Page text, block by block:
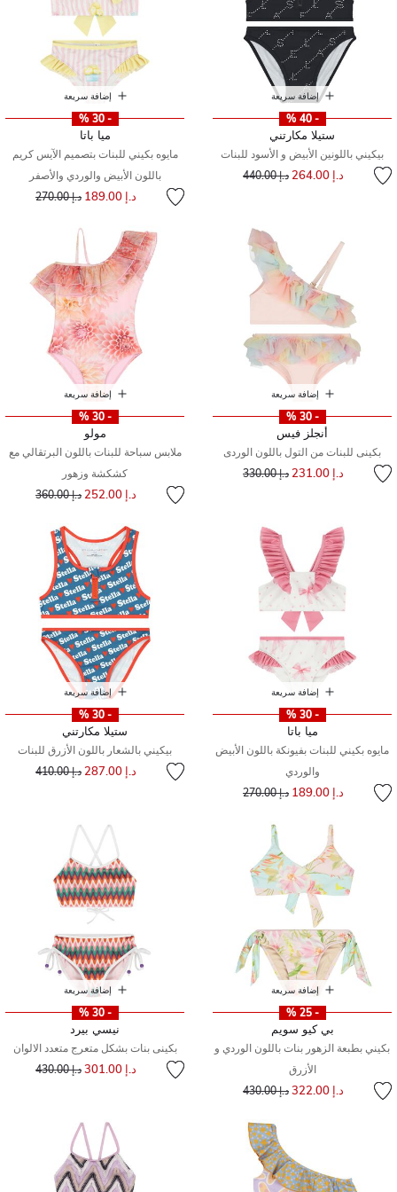
إضافة سريعة
- 40 %
ستيلا مكارتني
بيكيني باللونين الأبيض و الأسود للبنات
د.إ 264.00 سعر مخفض مند.إ 440.00
إضافة سريعة
- 30 %
ميا باتا
مايوه بكيني للبنات بتصميم الآيس كريم
باللون الأبيض والوردي والأصفر
د.إ 189.00 سعر مخفض من
د.إ 270.00 إلى
إضافة سريعة
- 30 %
أنجلز فيس
بكينى للبنات من التول باللون الوردى
د.إ 231.00 سعر مخفض مند.إ 330.00
إضافة سريعة
- 30 %
مولو
ملابس سباحة للبنات باللون البرتقالي مع
كشكشة وزهور
د.إ 252.00 سعر مخفض من
د.إ 360.00 إلى
إضافة سريعة
- 30 %
ميا باتا
مايوه بكيني للبنات بفيونكة باللون الأبيض
والوردي
د.إ 189.00 سعر مخفض مند.إ 270.00
إضافة سريعة
- 30 %
ستيلا مكارتني
بيكيني بالشعار باللون الأزرق للبنات
د.إ 287.00 سعر مخفض من
د.إ 410.00 إلى
إضافة سريعة
- 25 %
بي كيو سويم
بكيني بطبعة الزهور بنات باللون الوردي و
الأزرق
د.إ 322.00 سعر مخفض مند.إ 430.00
إضافة سريعة
- 30 %
نيسي بيرد
بكينى بنات بشكل متعرج متعدد الالوان
د.إ 301.00 سعر مخفض من
د.إ 430.00 إلى